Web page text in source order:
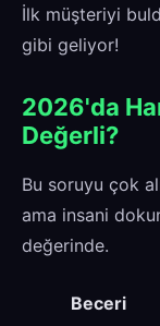
İlk müşteriyi
gibi geliyor!
2026'da
Değerli?
Bu soruyu çok
ama insani
değerinde.
Beceri